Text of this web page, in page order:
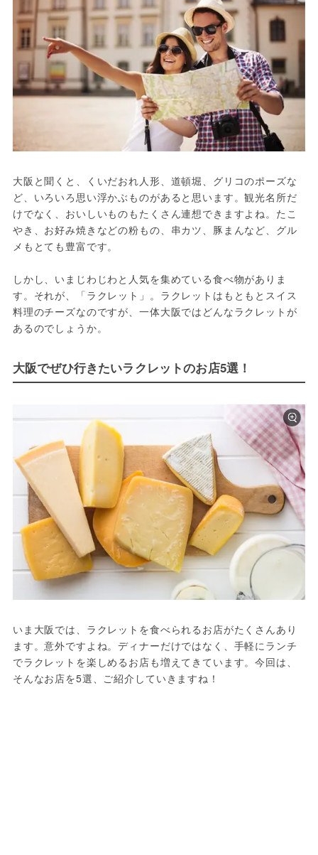
大阪と聞くと、くいだおれ人形、道頓堀、グリコのポーズな
ど、いろいろ思い浮かぶものがあると思います。観光名所だ
けでなく、おいしいものもたくさん連想できますよね。たこ
やき、お好み焼きなどの粉もの、串カツ、豚まんなど、グル
メもとても豊富です。
しかし、いまじわじわと人気を集めている食べ物がありま
す。それが、「ラクレット」。ラクレットはもともとスイス
料理のチーズなのですが、一体大阪ではどんなラクレットが
あるのでしょうか。
大阪でぜひ行きたいラクレットのお店5選！
いま大阪では、ラクレットを食べられるお店がたくさんあり
ます。意外ですよね。ディナーだけではなく、手軽にランチ
でラクレットを楽しめるお店も増えてきています。今回は、
そんなお店を5選、ご紹介していきますね！